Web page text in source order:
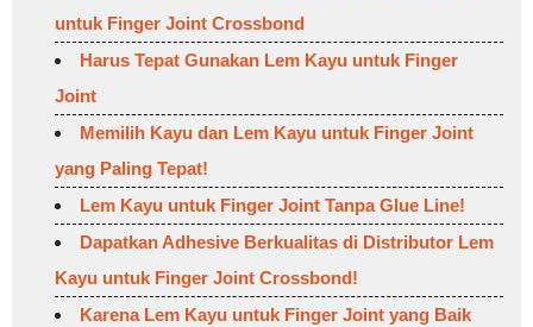
untuk Finger Joint Crossbond
Harus Tepat Gunakan Lem Kayu untuk Finger
Joint
Memilih Kayu dan Lem Kayu untuk Finger Joint
yang Paling Tepat!
Lem Kayu untuk Finger Joint Tanpa Glue Line!
Dapatkan Adhesive Berkualitas di Distributor Lem
Kayu untuk Finger Joint Crossbond!
Karena Lem Kayu untuk Finger Joint yang Baik